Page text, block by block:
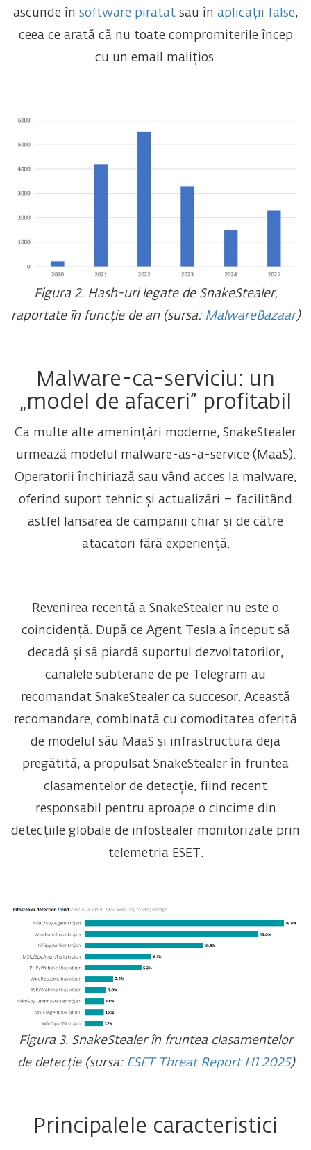
ascunde în software piratat sau în aplicații false,
ceea ce arată că nu toate compromiterile încep
cu un email malițios.
Figura 2. Hash-uri legate de SnakeStealer,
raportate în funcție de an (sursa: MalwareBazaar)
Malware-ca-serviciu: un
„model de afaceri” profitabil
Ca multe alte amenințări moderne, SnakeStealer
urmează modelul malware-as-a-service (MaaS).
Operatorii închiriază sau vând acces la malware,
oferind suport tehnic și actualizări – facilitând
astfel lansarea de campanii chiar și de către
atacatori fără experiență.
Revenirea recentă a SnakeStealer nu este o
coincidență. După ce Agent Tesla a început să
decadă și să piardă suportul dezvoltatorilor,
canalele subterane de pe Telegram au
recomandat SnakeStealer ca succesor. Această
recomandare, combinată cu comoditatea oferită
de modelul său MaaS și infrastructura deja
pregătită, a propulsat SnakeStealer în fruntea
clasamentelor de detecție, fiind recent
responsabil pentru aproape o cincime din
detecțiile globale de infostealer monitorizate prin
telemetria ESET.
Figura 3. SnakeStealer în fruntea clasamentelor
de detecție (sursa: ESET Threat Report H1 2025)
Principalele caracteristici